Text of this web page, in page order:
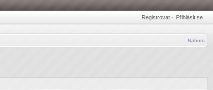
Registrovat • Přihlásit se
Nahoru